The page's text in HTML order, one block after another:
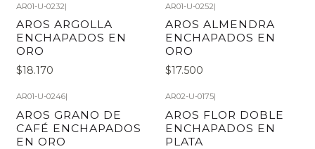
AR01-U-0232|
AROS ARGOLLA
ENCHAPADOS EN
ORO
$18.170
AR01-U-0252|
AROS ALMENDRA
ENCHAPADOS EN
ORO
$17.500
AR01-U-0246|
AROS GRANO DE
CAFÉ ENCHAPADOS
EN ORO
AR02-U-0175|
AROS FLOR DOBLE
ENCHAPADOS EN
PLATA